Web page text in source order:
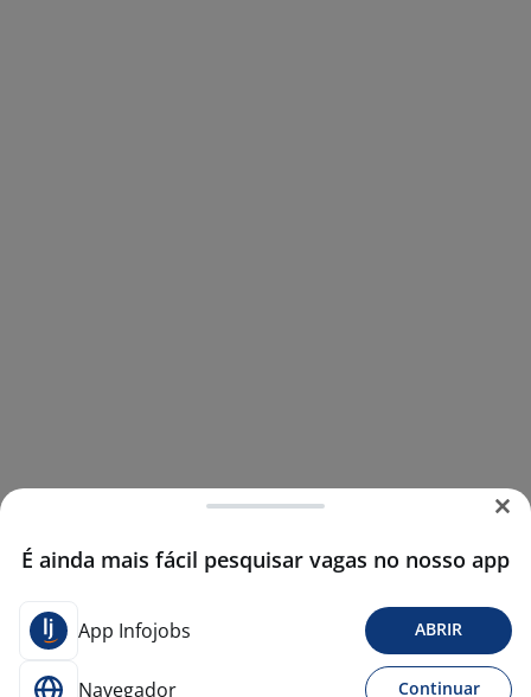
É ainda mais fácil pesquisar vagas no nosso app
App Infojobs ABRIR
Navegador Continuar